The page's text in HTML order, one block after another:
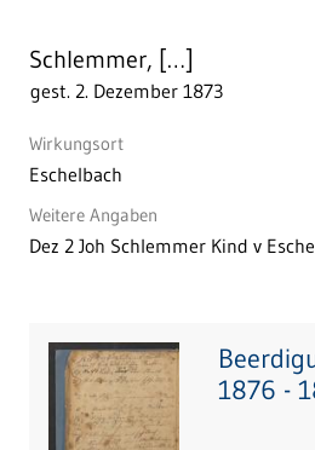
Schlemmer, […]
gest. 2. Dezember 1873
Wirkungsort
Eschelbach
Weitere Angaben
Dez 2 Joh Schlemmer Kind v
1876 -